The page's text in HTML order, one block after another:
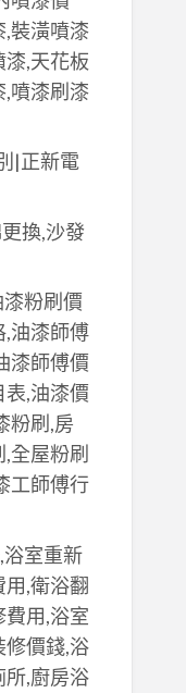
,裝潢噴漆
,天花板
,噴漆刷漆
|正新電
換,沙發
粉刷價
,油漆師傅
漆師傅價
表,油漆價
粉刷,房
全屋粉刷
工師傅行
室重新
,衛浴翻
用,浴室
修價錢,浴
所,廚房浴